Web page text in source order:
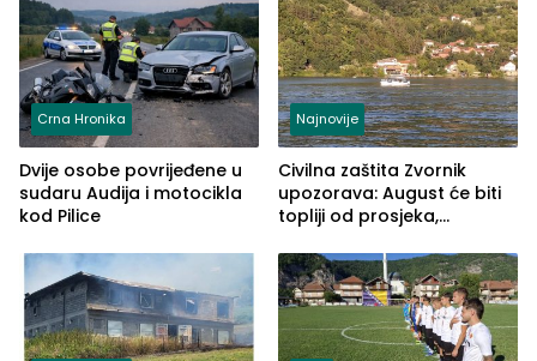
Crna Hronika
Dvije osobe povrijeđene u
sudaru Audija i motocikla
kod Pilice
Najnovije
Civilna zaštita Zvornik
upozorava: August će biti
topliji od prosjeka,
nestašice vode